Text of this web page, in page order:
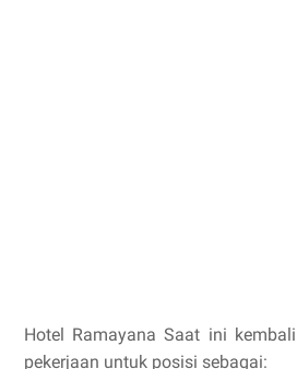
Hotel Ramayana Saat ini
pekerjaan untuk posisi sebagai: